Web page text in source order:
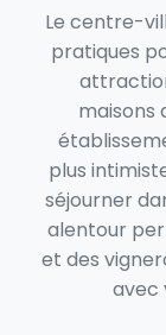
Le centre-
pratiques
maisons
plus
séjourner
alentour
et des
avec